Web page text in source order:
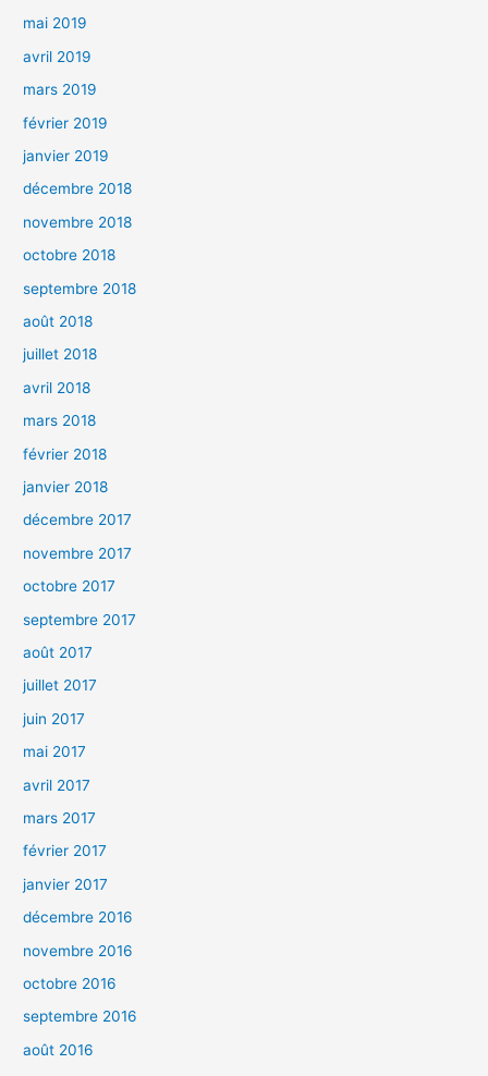
mai 2019
avril 2019
mars 2019
février 2019
janvier 2019
décembre 2018
novembre 2018
octobre 2018
septembre 2018
août 2018
juillet 2018
avril 2018
mars 2018
février 2018
janvier 2018
décembre 2017
novembre 2017
octobre 2017
septembre 2017
août 2017
juillet 2017
juin 2017
mai 2017
avril 2017
mars 2017
février 2017
janvier 2017
décembre 2016
novembre 2016
octobre 2016
septembre 2016
août 2016